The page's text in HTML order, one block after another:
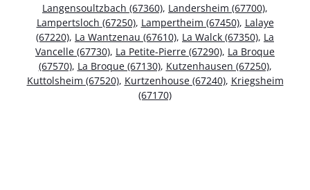
Langensoultzbach (67360), Landersheim (67700),
Lampertsloch (67250), Lampertheim (67450), Lalaye
(67220), La Wantzenau (67610), La Walck (67350), La
Vancelle (67730), La Petite-Pierre (67290), La Broque
(67570), La Broque (67130), Kutzenhausen (67250),
Kuttolsheim (67520), Kurtzenhouse (67240), Kriegsheim
(67170)